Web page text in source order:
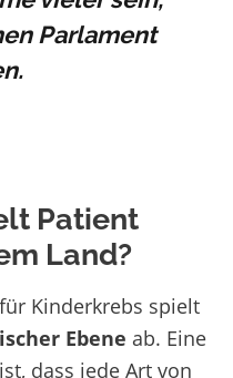
Parlament
Patient
Land?
Kinderkrebs spielt
Ebene ab. Eine
dass jede Art von